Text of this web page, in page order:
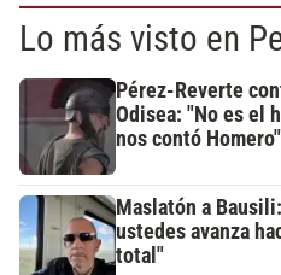
Lo más visto en
Pérez-Reverte
Odisea: "No es el
nos contó Homero"
Maslatón a
ustedes avanza
total"